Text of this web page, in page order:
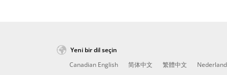
Yeni bir dil seçin
Canadian English
简体中文 繁體中文